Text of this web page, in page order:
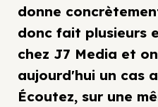
donne
donc fait plusieurs
chez J7 Media et
aujourd'hui un cas
Écoutez, sur une